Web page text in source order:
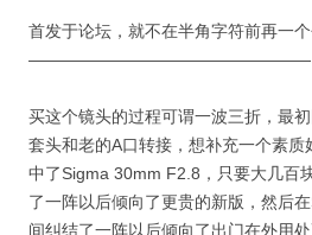
首发于论坛，就不在半角字符前再一个
—————————————————
买这个镜头的过程可谓一波三折，最
套头和老的A口转接，想补充一个素
中了Sigma 30mm F2.8，只要大几百
了一阵以后倾向了更贵的新版，然后
间纠结了一阵以后倾向了出门在外用